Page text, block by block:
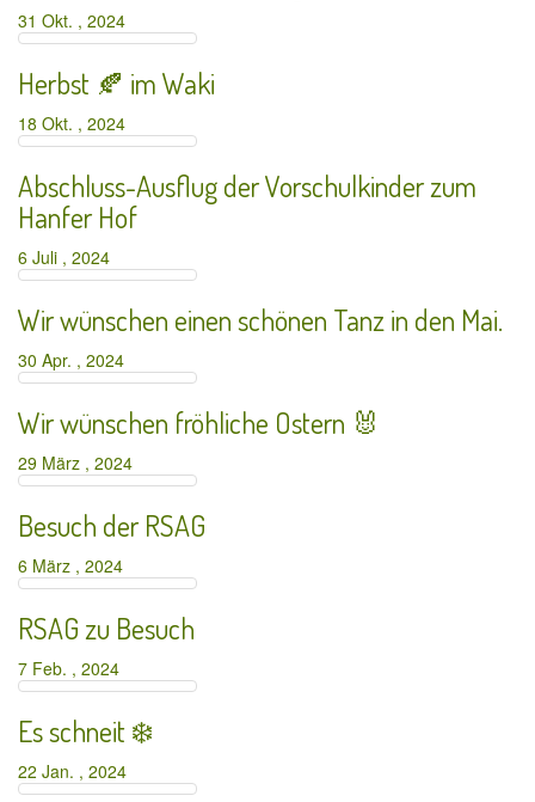
31 Okt. , 2024
Herbst 🍂 im Waki
18 Okt. , 2024
Abschluss-Ausflug der Vorschulkinder zum
Hanfer Hof
6 Juli , 2024
Wir wünschen einen schönen Tanz in den Mai.
30 Apr. , 2024
Wir wünschen fröhliche Ostern 🐰
29 März , 2024
Besuch der RSAG
6 März , 2024
RSAG zu Besuch
7 Feb. , 2024
Es schneit ❄️
22 Jan. , 2024